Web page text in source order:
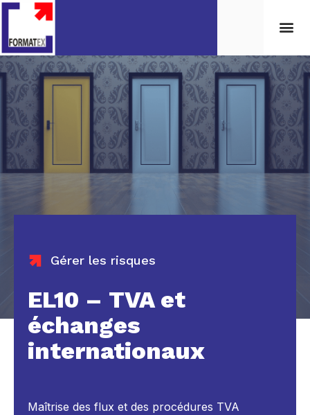
Gérer les risques
EL10 – TVA et
échanges
internationaux
Maîtrise des flux et des procédures TVA